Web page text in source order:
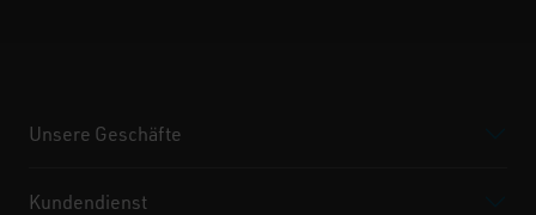
Unsere Geschäfte
Kundendienst